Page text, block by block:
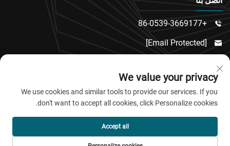

+86-0539-3669177

[email Protected]

مقاطعة لينكو، مدينة وييفانغ، مقاطعة شاندونغ
حقوق النشر © 2026 شركة تشينغداو جياو باو للمواد الجديدة
المحدودة. جميع الحقوق محفوظة.
We value your privacy
We use cookies and similar tools to provide our services. If you
don't want to accept all cookies, click Personalize cookies.
Accept all